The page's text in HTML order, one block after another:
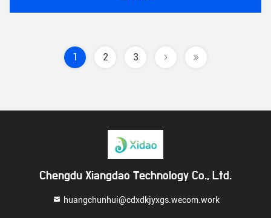
1 2 3
Chengdu Xiangdao Technology Co., Ltd.
huangchunhui@cdxdkjyxgs.wecom.work